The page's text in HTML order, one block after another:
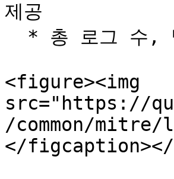
제공
<figure><img
src="https://
/common/
</